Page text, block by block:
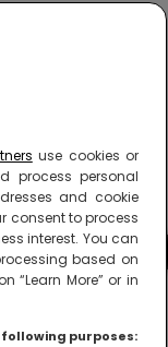
use cookies or
process personal
and cookie
consent to process
interest. You can
based on
“Learn More” or in
purposes: